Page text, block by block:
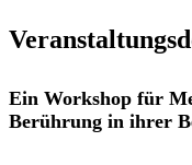
Ein Workshop für
Berührung in ihrer